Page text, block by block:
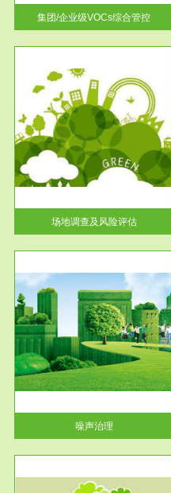
集团/企业级VOCs综合管控
年，全...
场地调查及风险评估
服务范围
土壤修复
噪声治理
服务范围
废气处理工程